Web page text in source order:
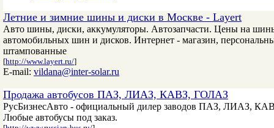
Летние и зимние шины и диски в Москве - Layert
Авто шины, диски, аккумуляторы. Автозапчасти. Цены на
автомобильных шин и дисков. Интернет - магазин,
штампованные
[http://www.layert.ru/]
E-mail: vildana@inter-solar.ru
Продажа автобусов ПАЗ, ЛИАЗ, КАВЗ, ГОЛАЗ
РусБизнесАвто - официальный дилер заводов ПАЗ, ЛИАЗ,
Любые автобусы под заказ.